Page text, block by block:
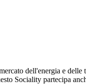
dell'energia e
Sociality partecipa